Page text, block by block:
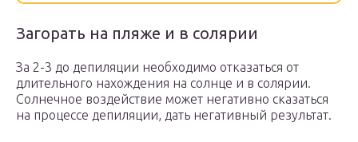
Загорать на пляже и в солярии
За 2-3 до депиляции необходимо отказаться от
длительного нахождения на солнце и в солярии.
Солнечное воздействие может негативно сказаться
на процессе депиляции, дать негативный результат.